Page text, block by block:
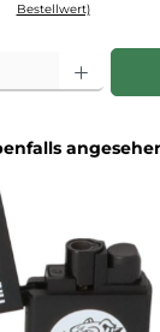
Bestellwert)
Wert ein oder